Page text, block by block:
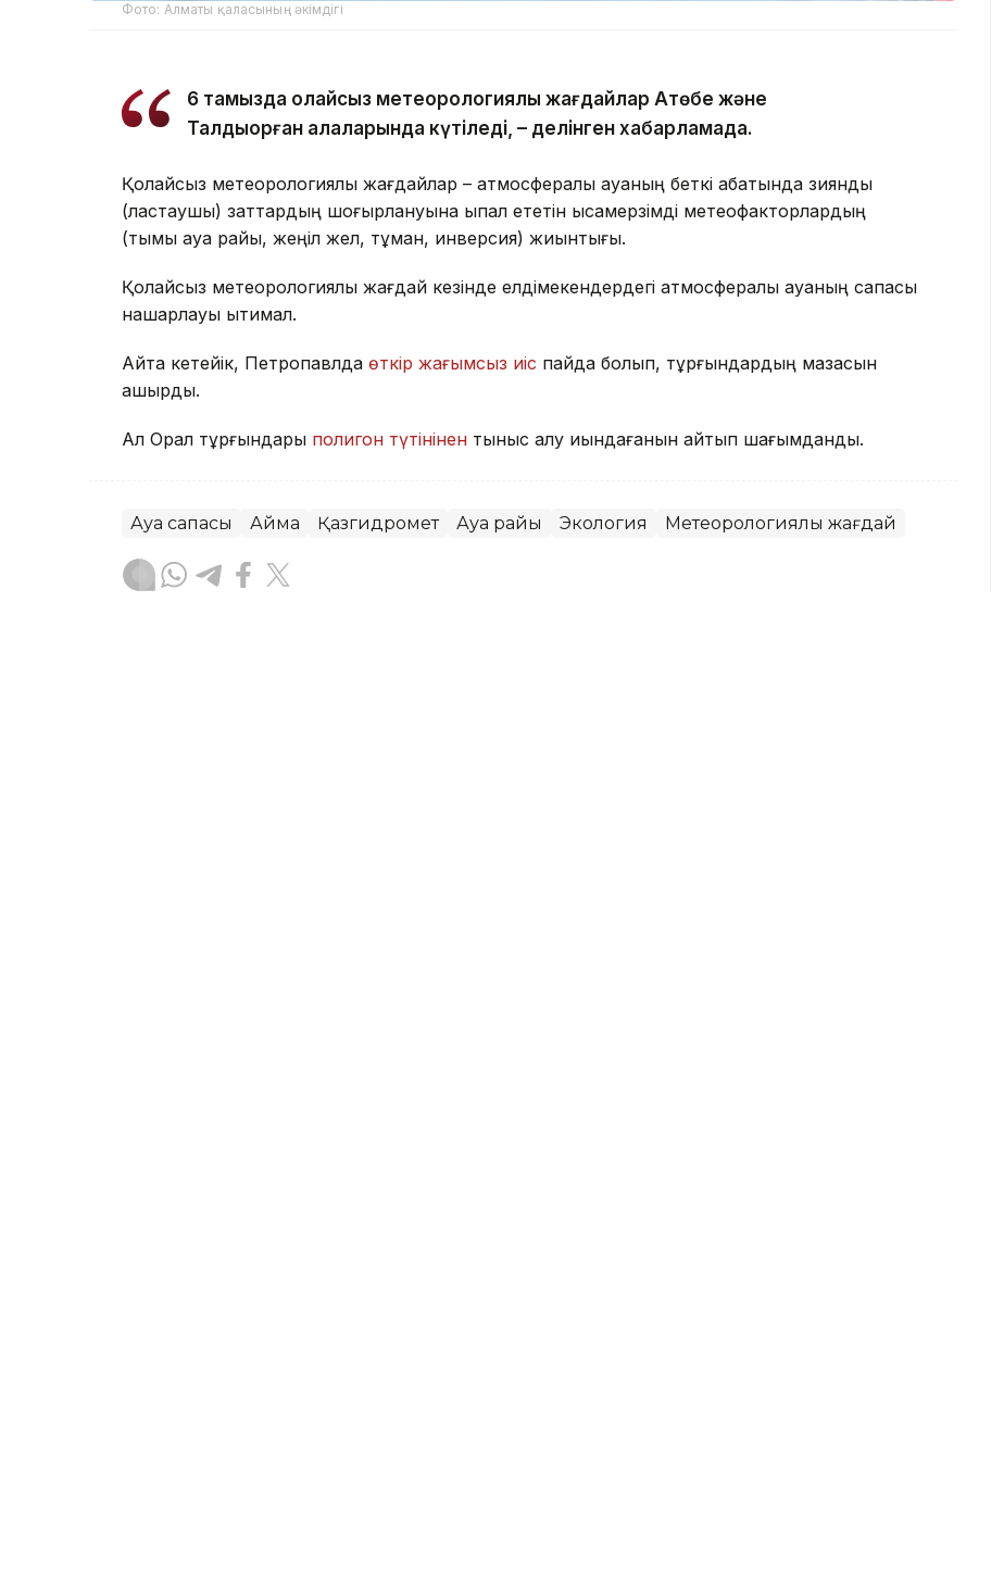
Фото: Алматы қаласының әкімдігі
6 тамызда қолайсыз метеорологиялық жағдайлар Ақтөбе және
Талдықорған қалаларында күтіледі, – делінген хабарламада.
Қолайсыз метеорологиялық жағдайлар – атмосфералық ауаның беткі қабатында зиянды
(ластаушы) заттардың шоғырлануына ықпал ететін қысқамерзімді метеофакторлардың
(тымық ауа райы, жеңіл жел, тұман, инверсия) жиынтығы.
Қолайсыз метеорологиялық жағдай кезінде елдімекендердегі атмосфералық ауаның сапасы
нашарлауы ықтимал.
Айта кетейік, Петропавлда өткір жағымсыз иіс пайда болып, тұрғындардың мазасын
қашырды.
Ал Орал тұрғындары полигон түтінінен тыныс алу қиындағанын айтып шағымданды.
Ауа сапасы Аймақ Қазгидромет Ауа райы Экология Метеорологиялық жағдай